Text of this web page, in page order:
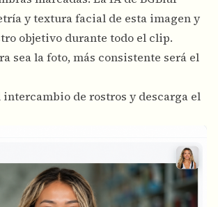
y textura facial de esta imagen y
objetivo durante todo el clip.
sea la foto, más consistente será el
intercambio de rostros y descarga el